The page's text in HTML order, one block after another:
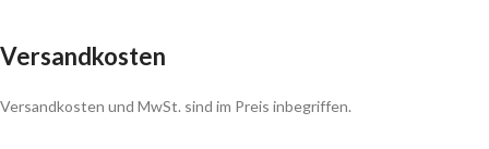
Versandkosten
Versandkosten und MwSt. sind im Preis inbegriffen.